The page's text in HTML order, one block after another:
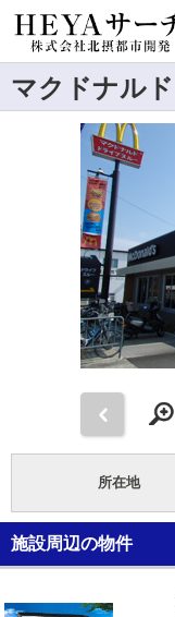
マクドナルド
所在地
施設周辺の物件